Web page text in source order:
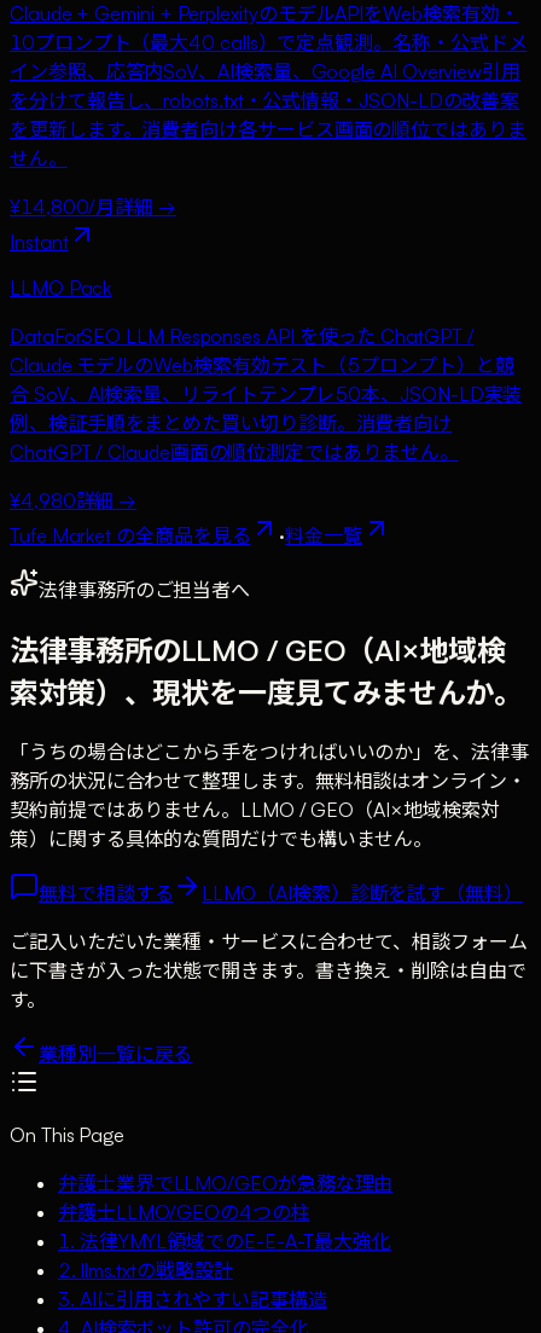
Claude + Gemini + PerplexityのモデルAPIをWeb検索有効・
10プロンプト（最大40 calls）で定点観測。名称・公式ドメ
イン参照、応答内SoV、AI検索量、Google AI Overview引用
を分けて報告し、robots.txt・公式情報・JSON-LDの改善案
を更新します。消費者向け各サービス画面の順位ではありま
せん。
¥14,800/月詳細 →
Instant
LLMO Pack
DataForSEO LLM Responses API を使った ChatGPT /
Claude モデルのWeb検索有効テスト（5プロンプト）と競
合 SoV、AI検索量、リライトテンプレ50本、JSON-LD実装
例、検証手順をまとめた買い切り診断。消費者向け
ChatGPT / Claude画面の順位測定ではありません。
¥4,980詳細 →
Tufe Market の全商品を見る
·料金一覧
法律事務所のご担当者へ
法律事務所のLLMO / GEO（AI×地域検
索対策）、現状を一度見てみませんか。
「うちの場合はどこから手をつければいいのか」を、法律事
務所の状況に合わせて整理します。無料相談はオンライン・
契約前提ではありません。LLMO / GEO（AI×地域検索対
策）に関する具体的な質問だけでも構いません。
無料で相談する
LLMO（AI検索）診断を試す（無料）
ご記入いただいた業種・サービスに合わせて、相談フォーム
に下書きが入った状態で開きます。書き換え・削除は自由で
す。
業種別一覧に戻る
On This Page
弁護士業界でLLMO/GEOが急務な理由
弁護士LLMO/GEOの4つの柱
1. 法律YMYL領域でのE-E-A-T最大強化
2. llms.txtの戦略設計
3. AIに引用されやすい記事構造
4. AI検索ボット許可の完全化